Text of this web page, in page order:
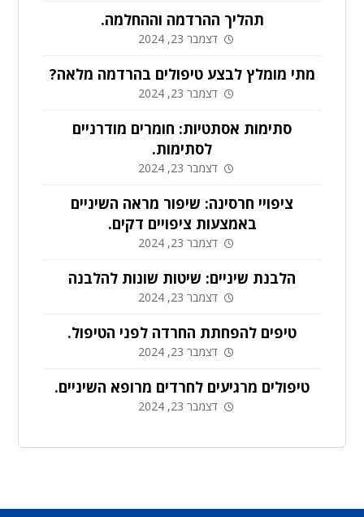
תהליך ההרדמה וההחלמה.
דצמבר 23, 2024
מתי מומלץ לבצע טיפולים בהרדמה מלאה?
דצמבר 23, 2024
סתימות אסתטיות: חומרים מודרניים
לסתימות.
דצמבר 23, 2024
ציפויי חרסינה: שיפור מראה השיניים
באמצעות ציפויים דקים.
דצמבר 23, 2024
הלבנת שיניים: שיטות שונות להלבנה
דצמבר 23, 2024
טיפים להפחתת החרדה לפני הטיפול.
דצמבר 23, 2024
טיפולים מרגיעים לחרדים מרופא השיניים.
דצמבר 23, 2024